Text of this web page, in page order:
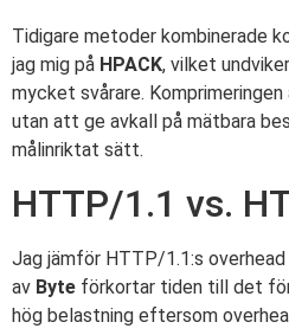
Tidigare metoder kombinerade
jag mig på HPACK, vilket
mycket svårare.
utan att ge avkall på mätbara
målinriktat sätt.
HTTP/1.1 vs.
Jag jämför HTTP/1.1:s
av Byte förkortar tiden till det
hög belastning eftersom